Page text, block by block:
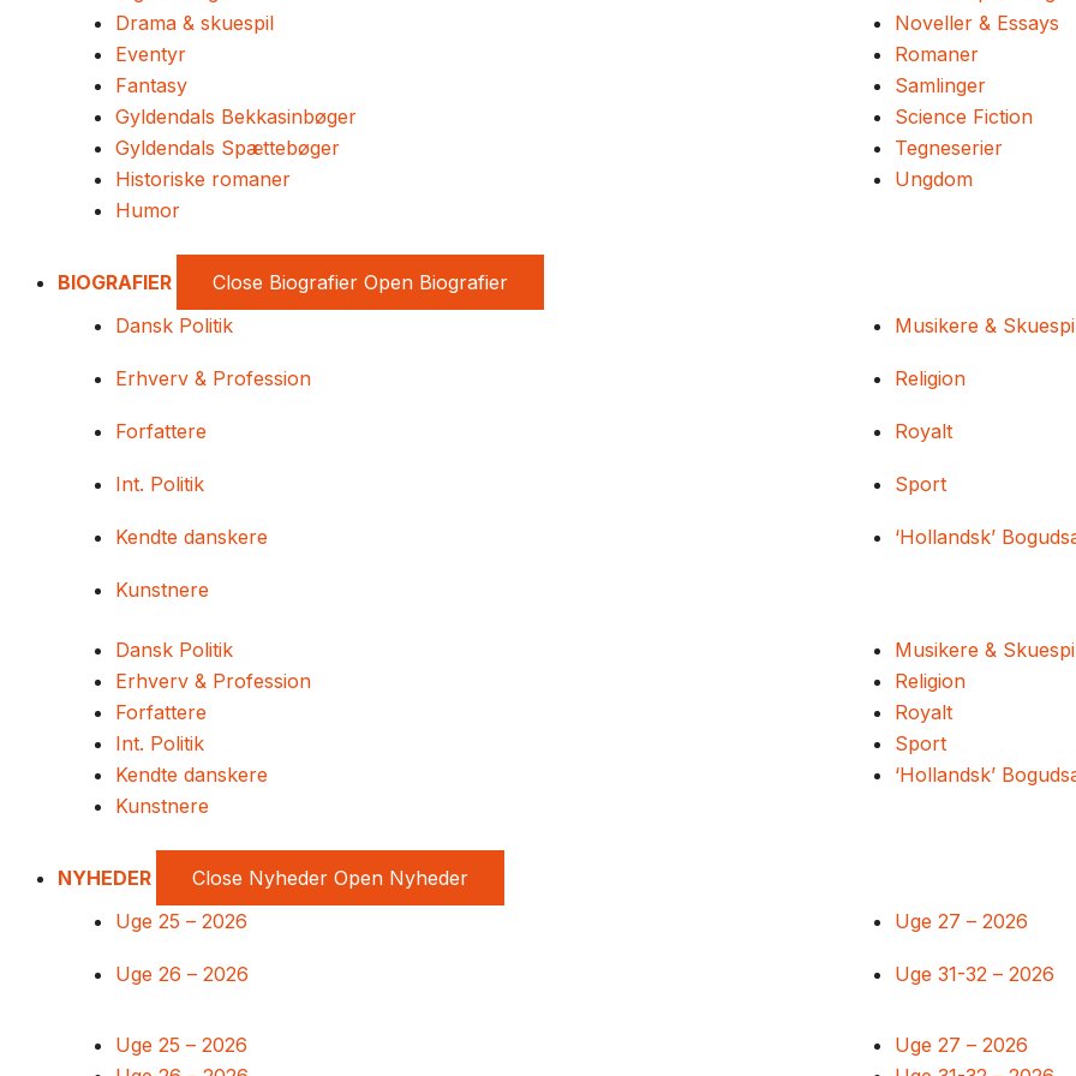
Drama & skuespil
Eventyr
Fantasy
Gyldendals Bekkasinbøger
Gyldendals Spættebøger
Historiske romaner
Humor
Noveller & Essays
Romaner
Samlinger
Science Fiction
Tegneserier
Ungdom
BIOGRAFIER Close Biografier Open Biografier
Dansk Politik
Erhverv & Profession
Forfattere
Int. Politik
Kendte danskere
Kunstnere
Musikere &
Religion
Royalt
Sport
‘Hollandsk’
Dansk Politik
Erhverv & Profession
Forfattere
Int. Politik
Kendte danskere
Kunstnere
Musikere &
Religion
Royalt
Sport
‘Hollandsk’
NYHEDER Close Nyheder Open Nyheder
Uge 25 – 2026
Uge 26 – 2026
Uge 27 – 2026
Uge 31-32 – 2026
Uge 25 – 2026
Uge 27 – 2026